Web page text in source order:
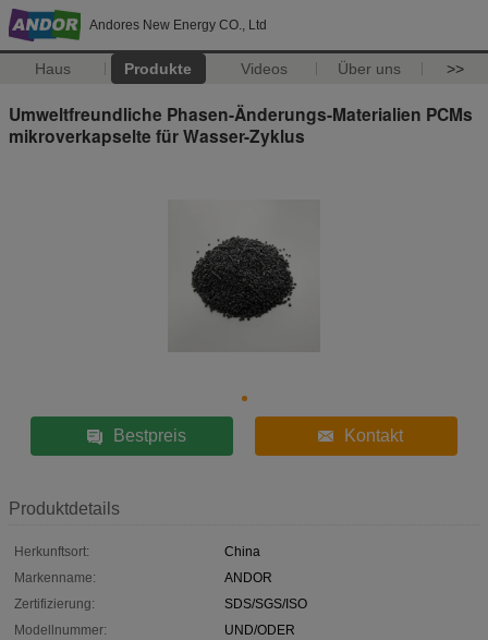
Andores New Energy CO., Ltd
Haus Produkte Videos Über uns >>
Umweltfreundliche Phasen-Änderungs-Materialien PCMs
mikroverkapselte für Wasser-Zyklus
Bestpreis Kontakt
Produktdetails
Herkunftsort:
China
Markenname:
ANDOR
Zertifizierung:
SDS/SGS/ISO
Modellnummer:
UND/ODER